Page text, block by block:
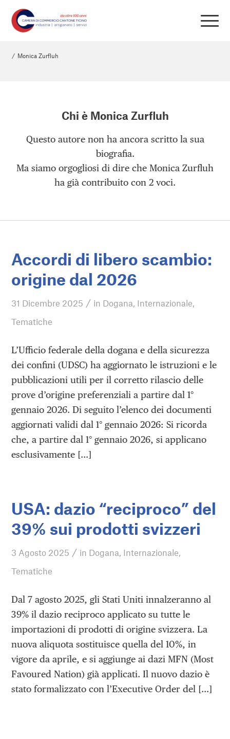
/ Monica Zurfluh
Chi è Monica Zurfluh
Questo autore non ha ancora scritto la sua
biografia.
Ma siamo orgogliosi di dire che Monica Zurfluh
ha già contribuito con 2 voci.
Accordi di libero scambio:
origine dal 2026
31 Dicembre 2025 / in Dogana Internazionale
Tematiche
L’Ufficio federale della dogana e della sicurezza
dei confini (UDSC) ha aggiornato le istruzioni e le
pubblicazioni utili per il corretto rilascio delle
prove d’origine preferenziali a partire dal 1°
gennaio 2026. Di seguito l’elenco dei documenti
aggiornati validi dal 1° gennaio 2026: Si ricorda
che, a partire dal 1° gennaio 2026, si applicano
esclusivamente […]
USA: dazio “reciproco” del
39% sui prodotti svizzeri
3 Agosto 2025 / in Dogana Internazionale
Tematiche
Dal 7 agosto 2025, gli Stati Uniti innalzeranno al
39% il dazio reciproco applicato su tutte le
importazioni di prodotti di origine svizzera. La
nuova aliquota sostituisce quella del 10%, in
vigore da aprile, e si aggiunge ai dazi MFN (Most
Favoured Nation) già applicati. Il nuovo dazio è
stato formalizzato con l’Executive Order del […]